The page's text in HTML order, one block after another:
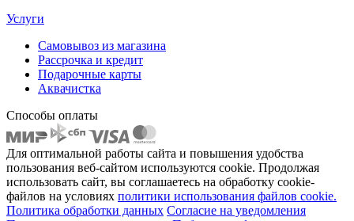
Услуги
Самовывоз из магазина
Рассрочка и кредит
Подарочные карты
Аквачистка
Способы оплаты
Для оптимальной работы сайта и повышения удобства
пользования веб-сайтом используются cookie. Продолжая
использовать сайт, вы соглашаетесь на обработку cookie-
файлов на условиях политики использования файлов cookie.
Политика обработки данных Согласие на уведомления